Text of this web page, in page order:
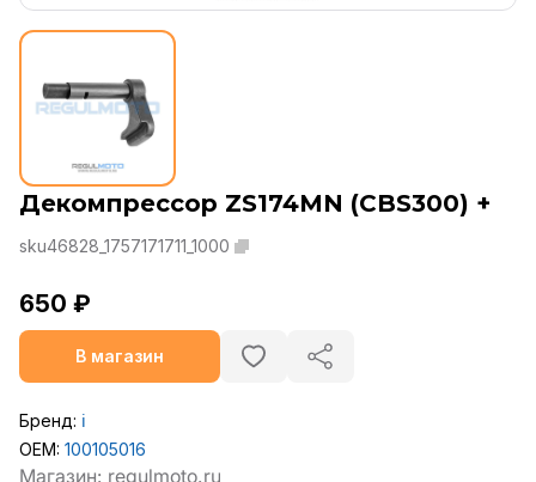
Декомпрессор ZS174MN (CBS300) +
sku46828_1757171711_1000
650 ₽
В магазин
Бренд: ℹ️
OEM: 100105016